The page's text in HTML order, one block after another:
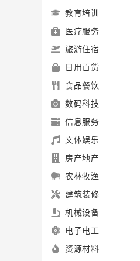
教育培训
医疗服务
旅游住宿
日用百货
食品餐饮
数码科技
信息服务
文体娱乐
房产地产
农林牧渔
建筑装修
机械设备
电子电工
资源材料